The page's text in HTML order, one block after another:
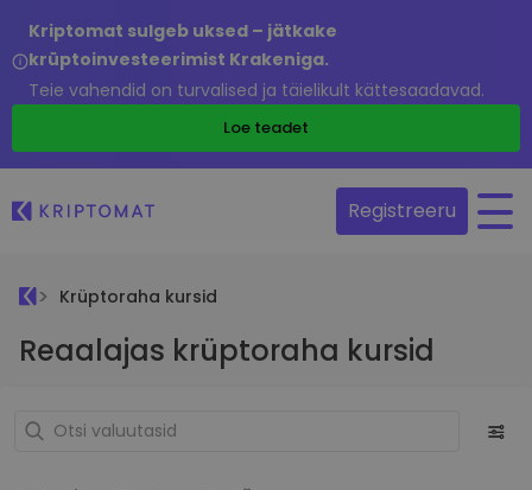
Kriptomat sulgeb uksed – jätkake
krüptoinvesteerimist Krakeniga.
Teie vahendid on turvalised ja täielikult kättesaadavad.
Loe teadet
Registreeru
Krüptoraha kursid
Reaalajas krüptoraha kursid